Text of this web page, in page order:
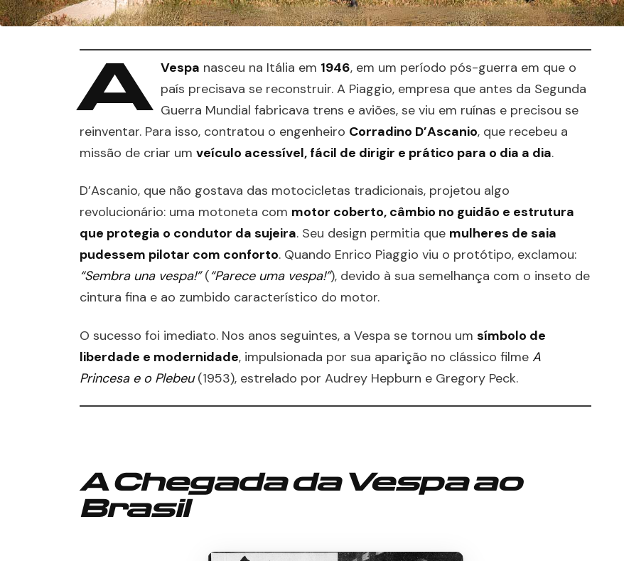
A Vespa nasceu na Itália em 1946, em um período pós-guerra em que o
país precisava se reconstruir. A Piaggio, empresa que antes da Segunda
Guerra Mundial fabricava trens e aviões, se viu em ruínas e precisou se
reinventar. Para isso, contratou o engenheiro Corradino D’Ascanio, que recebeu a
missão de criar um veículo acessível, fácil de dirigir e prático para o dia a dia.
D’Ascanio, que não gostava das motocicletas tradicionais, projetou algo
revolucionário: uma motoneta com motor coberto, câmbio no guidão e estrutura
que protegia o condutor da sujeira. Seu design permitia que mulheres de saia
pudessem pilotar com conforto. Quando Enrico Piaggio viu o protótipo, exclamou:
“Sembra una vespa!”(“Parece uma vespa!”), devido à sua semelhança com o inseto de
cintura fina e ao zumbido característico do motor.
O sucesso foi imediato. Nos anos seguintes, a Vespa se tornou um símbolo de
liberdade e modernidade, impulsionada por sua aparição no clássico filme A
Princesa e o Plebeu(1953), estrelado por Audrey Hepburn e Gregory Peck.
A Chegada da Vespa ao
Brasil